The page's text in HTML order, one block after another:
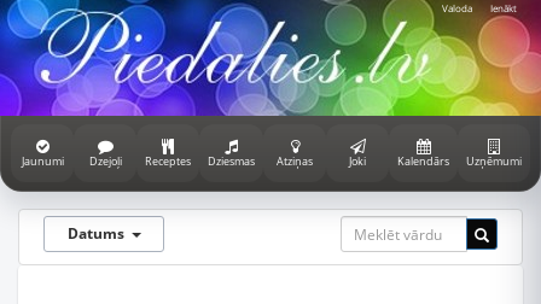
Valoda Ienākt
Jaunumi Dzejoļi Receptes Dziesmas Atziņas Joki Kalendārs Uzņēmumi
Datums